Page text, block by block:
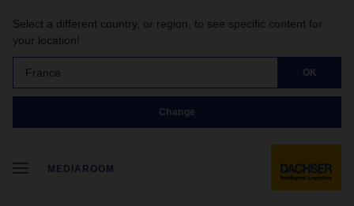
Select a different country, or region, to see specific content for
your location!
France OK
Change
MEDIAROOM